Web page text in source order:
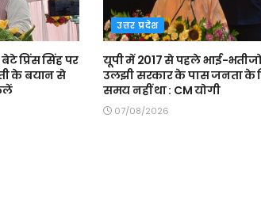
प्रिंस सिंह पर
के बयान से
उत्तर प्रदेश
यूपी में 2017 से पहले भाई-
उलझी सरकार के पास जनता के
समय नहीं था : CM याेगी
07/08/2026